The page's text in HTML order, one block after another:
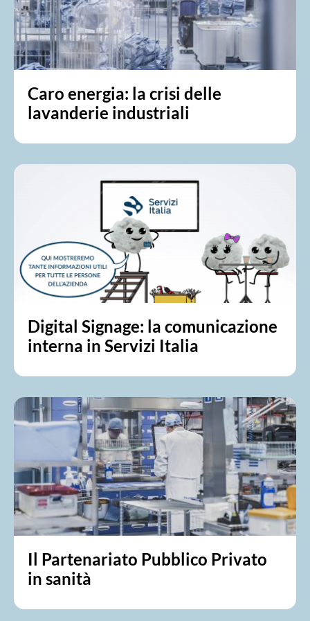
Caro energia: la crisi delle
lavanderie industriali
Digital Signage: la comunicazione
interna in Servizi Italia
Il Partenariato Pubblico Privato
in sanità